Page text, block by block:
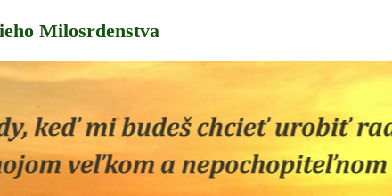
Milosrdenstva